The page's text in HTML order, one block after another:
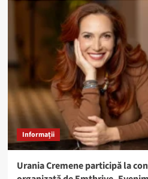
Informații
Urania Cremene participă la